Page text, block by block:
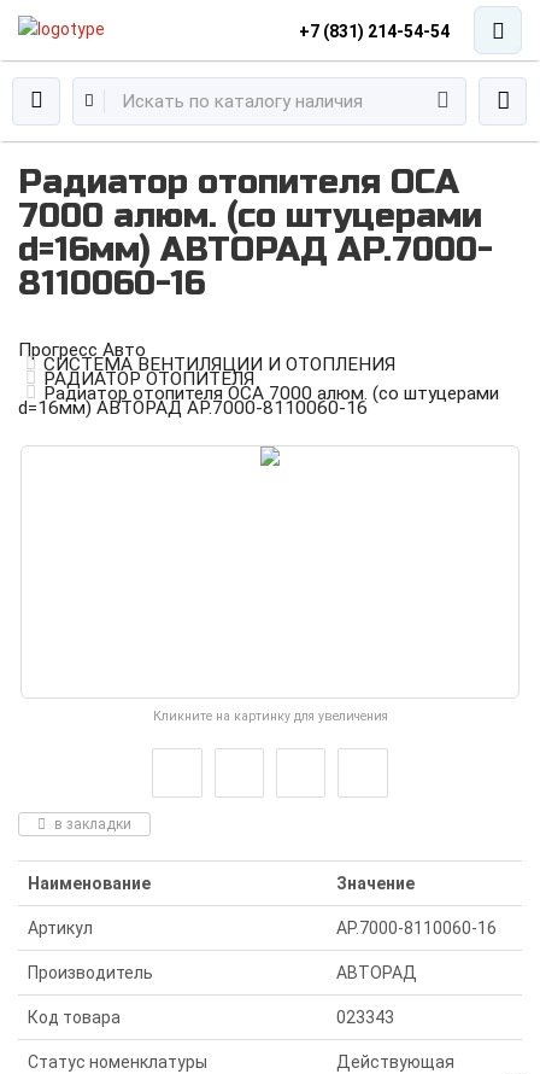
+7 (831) 214-54-54
Радиатор отопителя ОСА
7000 алюм. (со штуцерами
d=16мм) АВТОРАД AP.7000-
8110060-16
Прогресс Авто
СИСТЕМА ВЕНТИЛЯЦИИ И ОТОПЛЕНИЯ
РАДИАТОР ОТОПИТЕЛЯ
Радиатор отопителя ОСА 7000 алюм. (со штуцерами
d=16мм) АВТОРАД AP.7000-8110060-16
Кликните на картинку для увеличения
в закладки
Наименование Значение
Артикул AP.7000-8110060-16
Производитель АВТОРАД
Код товара 023343
Статус номенклатуры Действующая